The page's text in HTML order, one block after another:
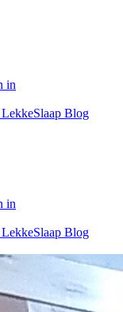
in
LekkeSlaap Blog
in
LekkeSlaap Blog